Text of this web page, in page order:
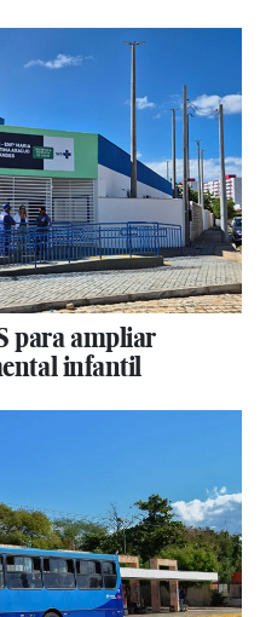
para ampliar
infantil